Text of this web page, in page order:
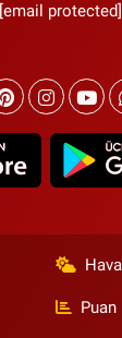
[email protected]